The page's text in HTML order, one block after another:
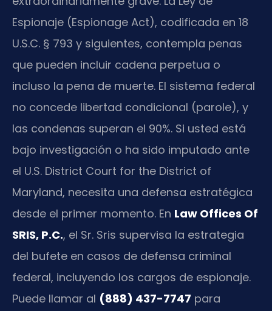
Espionaje (Espionage Act), codificada en 18
U.S.C. § 793 y siguientes, contempla penas
que pueden incluir cadena perpetua o
incluso la pena de muerte. El sistema federal
no concede libertad condicional (parole), y
las condenas superan el 90%. Si usted está
bajo investigación o ha sido imputado ante
el U.S. District Court for the District of
Maryland, necesita una defensa estratégica
desde el primer momento. En Law Offices Of
SRIS, P.C., el Sr. Sris supervisa la estrategia
del bufete en casos de defensa criminal
federal, incluyendo los cargos de espionaje.
Puede llamar al (888) 437-7747 para